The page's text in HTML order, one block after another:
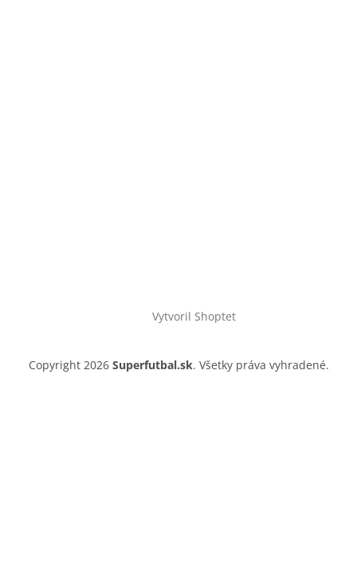
Vytvoril Shoptet
Copyright 2026 Superfutbal.sk. Všetky práva vyhradené.